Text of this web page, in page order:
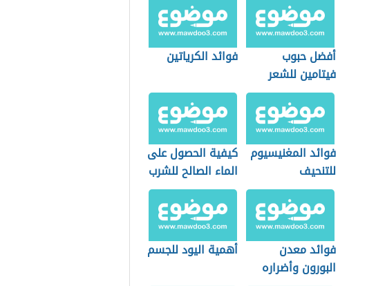
أفضل حبوب
فيتامين للشعر
والبشرة والأظافر
فوائد الكرياتين
فوائد المغنيسيوم
للتنحيف
كيفية الحصول على
الماء الصالح للشرب
فوائد معدن
البورون وأضراره
أهمية اليود للجسم